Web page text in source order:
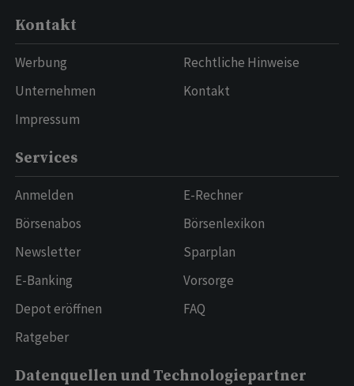
Kontakt
Werbung
Unternehmen
Impressum
Rechtliche Hinweise
Kontakt
Services
Anmelden
Börsenabos
Newsletter
E-Banking
Depot eröffnen
Ratgeber
E-Rechner
Börsenlexikon
Sparplan
Vorsorge
FAQ
Datenquellen und Technologiepartner